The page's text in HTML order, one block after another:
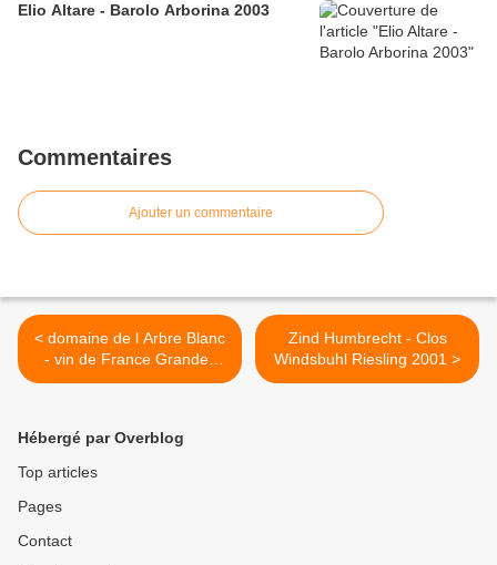
Elio Altare - Barolo Arborina 2003
Commentaires
Ajouter un commentaire
< domaine de l Arbre Blanc
- vin de France Grandes
Orgues 2010
Zind Humbrecht - Clos
Windsbuhl Riesling 2001 >
Hébergé par Overblog
Top articles
Pages
Contact